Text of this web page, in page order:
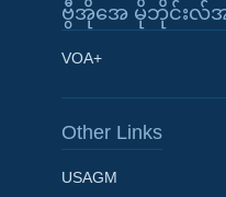
Learning English
ဗွီအိုအေ မိုဘိုင်းလ်အ
VOA+
Other Links
USAGM